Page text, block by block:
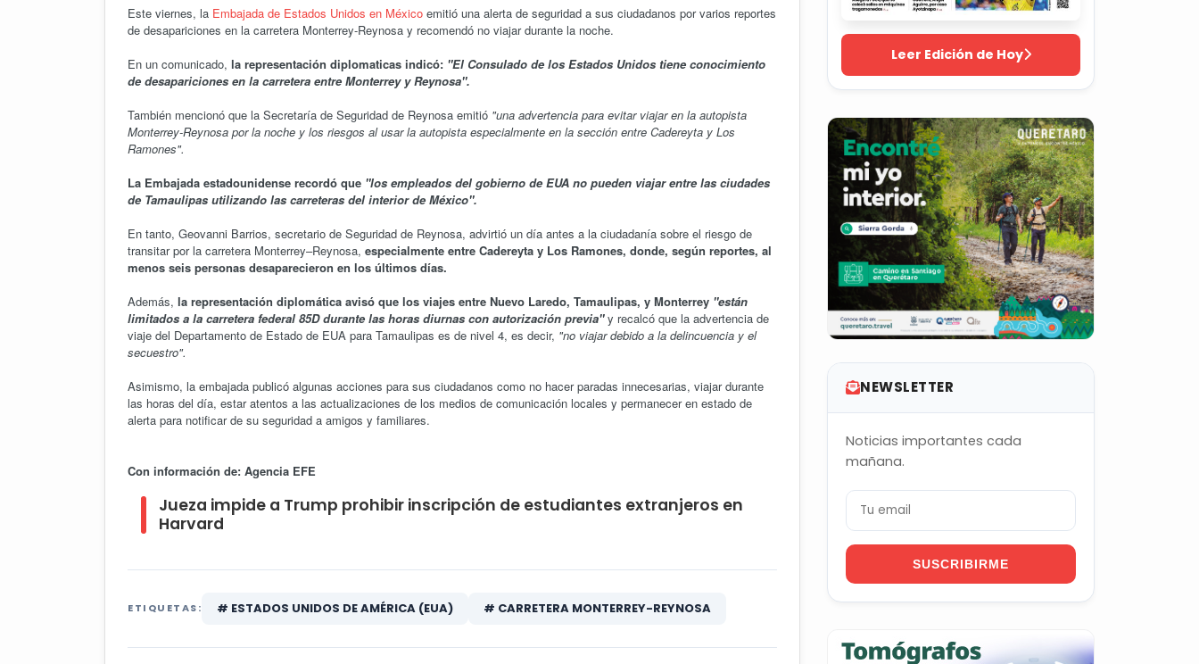
Este viernes, la Embajada de Estados Unidos en México emitió una alerta de seguridad a sus ciudadanos por varios reportes
de desapariciones en la carretera Monterrey-Reynosa y recomendó no viajar durante la noche.
En un comunicado, la representación diplomaticas indicó: "El Consulado de los Estados Unidos tiene conocimiento
de desapariciones en la carretera entre Monterrey y Reynosa".
También mencionó que la Secretaría de Seguridad de Reynosa emitió "una advertencia para evitar viajar en la autopista
Monterrey-Reynosa por la noche y los riesgos al usar la autopista especialmente en la sección entre Cadereyta y Los
Ramones".
La Embajada estadounidense recordó que "los empleados del gobierno de EUA no pueden viajar entre las ciudades
de Tamaulipas utilizando las carreteras del interior de México".
En tanto, Geovanni Barrios, secretario de Seguridad de Reynosa, advirtió un día antes a la ciudadanía sobre el riesgo de
transitar por la carretera Monterrey–Reynosa, especialmente entre Cadereyta y Los Ramones, donde, según reportes, al
menos seis personas desaparecieron en los últimos días.
Además, la representación diplomática avisó que los viajes entre Nuevo Laredo, Tamaulipas, y Monterrey "están
limitados a la carretera federal 85D durante las horas diurnas con autorización previa"y recalcó que la advertencia de
viaje del Departamento de Estado de EUA para Tamaulipas es de nivel 4, es decir, "no viajar debido a la delincuencia y el
secuestro".
Asimismo, la embajada publicó algunas acciones para sus ciudadanos como no hacer paradas innecesarias, viajar durante
las horas del día, estar atentos a las actualizaciones de los medios de comunicación locales y permanecer en estado de
alerta para notificar de su seguridad a amigos y familiares.
Con información de: Agencia EFE
Jueza impide a Trump prohibir inscripción de estudiantes extranjeros en
Harvard
ETIQUETAS: # ESTADOS UNIDOS DE AMÉRICA (EUA) # CARRETERA MONTERREY-REYNOSA
Leer Edición de Hoy
NEWSLETTER
Noticias importantes cada
mañana.
SUSCRIBIRME